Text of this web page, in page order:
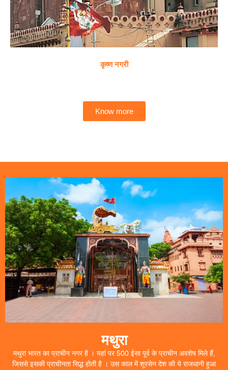
कृष्ण नगरी
Know more
मथुरा
मथुरा भारत का प्राचीन नगर है । यहां पर 500 ईसा पूर्व के प्राचीन अवशेष मिले हैं,
जिससे इसकी प्राचीनता सिद्ध होती है । उस काल में शूरसेन देश की ये राजधानी हुआ